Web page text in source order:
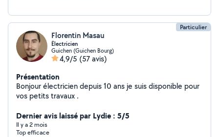
Particulier
Florentin Masau
Électricien
Guichen (Guichen Bourg)
4,9/5 (57 avis)
Présentation
Bonjour électricien depuis 10 ans je suis disponible pour
vos petits travaux .
Dernier avis laissé par Lydie : 5/5
Il y a 2 mois
Top efficace